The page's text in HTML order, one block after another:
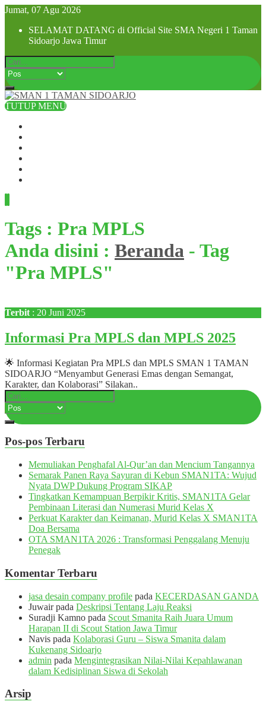
Jumat, 07 Agu 2026
SELAMAT DATANG di Official Site SMA Negeri 1 Taman
Sidoarjo Jawa Timur
TUTUP MENU
Tags : Pra MPLS
Anda disini : Beranda - Tag
"Pra MPLS"
Terbit : 20 Juni 2025
Informasi Pra MPLS dan MPLS 2025
🌟 Informasi Kegiatan Pra MPLS dan MPLS SMAN 1 TAMAN
SIDOARJO “Menyambut Generasi Emas dengan Semangat,
Karakter, dan Kolaborasi” Silakan..
Pos-pos Terbaru
Memuliakan Penghafal Al-Qur’an dan Mencium Tangannya
Semarak Panen Raya Sayuran di Kebun SMAN1TA: Wujud
Nyata DWP Dukung Program SIKAP
Tingkatkan Kemampuan Berpikir Kritis, SMAN1TA Gelar
Pembinaan Literasi dan Numerasi Murid Kelas X
Perkuat Karakter dan Keimanan, Murid Kelas X SMAN1TA
Doa Bersama
OTA SMAN1TA 2026 : Transformasi Penggalang Menuju
Penegak
Komentar Terbaru
jasa desain company profile pada KECERDASAN GANDA
Juwairpada Deskripsi Tentang Laju Reaksi
Suradji Kamno pada Scout Smanita Raih Juara Umum
Harapan II di Scout Station Jawa Timur
Navis pada Kolaborasi Guru – Siswa Smanita dalam
Kukenang Sidoarjo
admin pada Mengintegrasikan Nilai-Nilai Kepahlawanan
dalam Kedisiplinan Siswa di Sekolah
Arsip